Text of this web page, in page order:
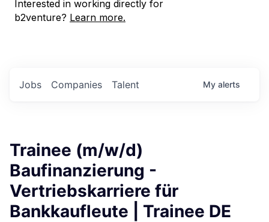
Interested in working directly for
b2venture? Learn more.
Jobs Companies Talent My alerts
Trainee (m/w/d)
Baufinanzierung -
Vertriebskarriere für
Bankkaufleute | Trainee DE